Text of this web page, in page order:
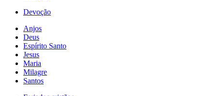
Devoção
Anjos
Deus
Espírito Santo
Jesus
Maria
Milagre
Santos